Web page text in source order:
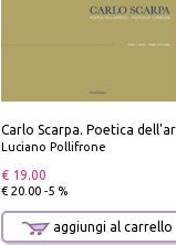
Luciano Pollifrone
€ 19.00
€ 20.00 -5 %
aggiungi al carrello